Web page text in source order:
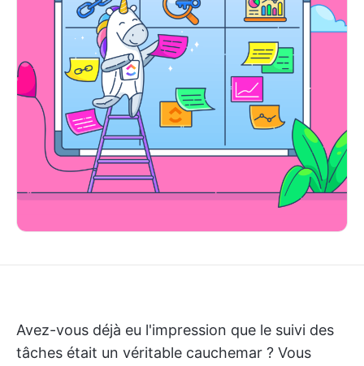
Avez-vous déjà eu l'impression que le suivi des
tâches était un véritable cauchemar ? Vous